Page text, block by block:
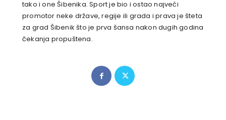
tako i one Šibenika. Sport je bio i ostao najveći
promotor neke države, regije ili grada i prava je šteta
za grad Šibenik što je prva šansa nakon dugih godina
čekanja propuštena.